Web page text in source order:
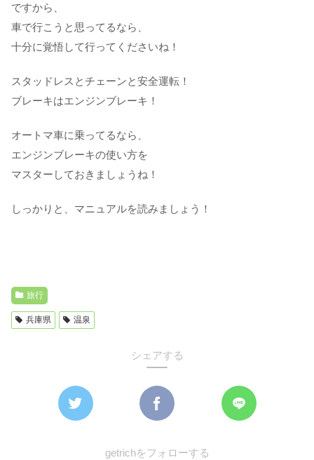
ですから、
車で行こうと思ってるなら、
十分に覚悟して行ってくださいね！
スタッドレスとチェーンと安全運転！
ブレーキはエンジンブレーキ！
オートマ車に乗ってるなら、
エンジンブレーキの使い方を
マスターしておきましょうね！
しっかりと、マニュアルを読みましょう！
旅行
兵庫県 温泉
シェアする
getrichをフォローする